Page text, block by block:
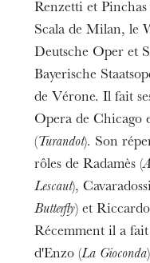
Renzetti et
Scala de Milan, le
Deutsche Oper et
Bayerische
de Vérone. Il fait
Opera de Chicago
(Turandot). Son
rôles de Radamès (
Lescaut),
Butterfly) et
Récemment il a fait
d'Enzo (La Gioconda